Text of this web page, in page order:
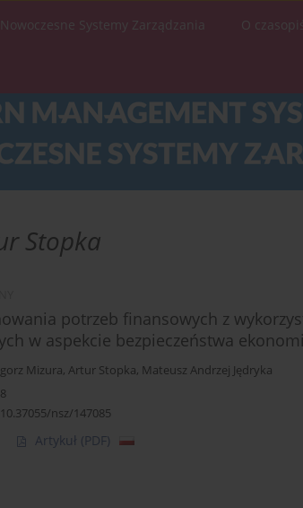
Nowoczesne Systemy Zarządzania O
Stopka
potrzeb finansowych z
w aspekcie bezpieczeństwa
Mizura, Artur Stopka, Mateusz Andrzej Jędryka
nsz/147085
Artykuł (PDF)